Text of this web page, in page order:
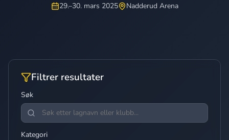
29.–30. mars 2025 Nadderud Arena
Filtrer resultater
Søk
Kategori